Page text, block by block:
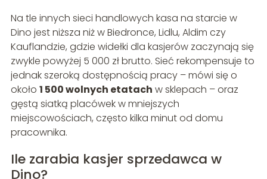
Na tle innych sieci handlowych kasa na starcie w
Dino jest niższa niż w Biedronce, Lidlu, Aldim czy
Kauflandzie, gdzie widełki dla kasjerów zaczynają się
zwykle powyżej 5 000 zł brutto. Sieć rekompensuje to
jednak szeroką dostępnością pracy – mówi się o
około 1 500 wolnych etatach w sklepach – oraz
gęstą siatką placówek w mniejszych
miejscowościach, często kilka minut od domu
pracownika.
Ile zarabia kasjer sprzedawca w
Dino?